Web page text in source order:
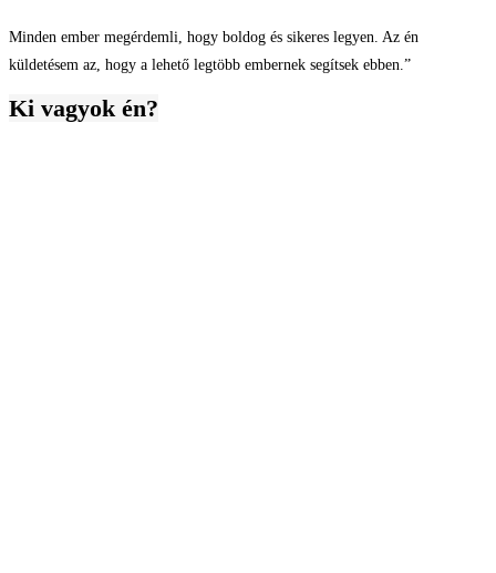
Minden ember megérdemli, hogy boldog és sikeres legyen. Az én
küldetésem az, hogy a lehető legtöbb embernek segítsek ebben.”
Ki vagyok én?